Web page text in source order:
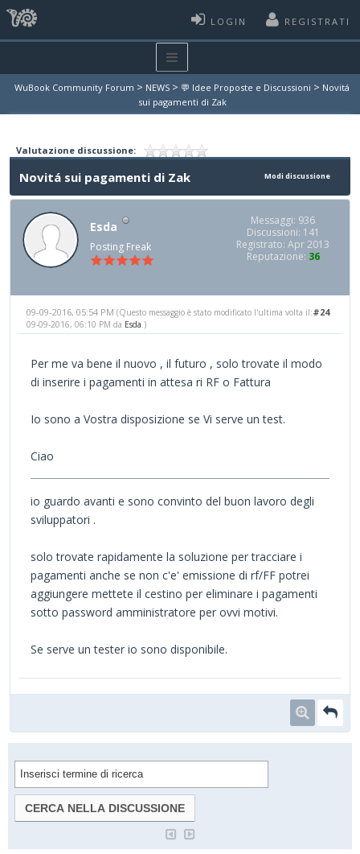
LOGIN REGISTRATI
WuBook Community Forum > NEWS > 💬 Idee Proposte e Discussioni > Novitá
sui pagamenti di Zak
Valutazione discussione:
Modi discussione
Novitá sui pagamenti di Zak
Esda
Posting Freak
Messaggi: 936
Discussioni: 141
Registrato: Apr 2013
Reputazione: 36
#24
09-09-2016, 05:54 PM (Questo messaggio è stato modificato l'ultima volta il:
09-09-2016, 06:10 PM da Esda .)
Per me va bene il nuovo , il futuro , solo trovate il modo
di inserire i pagamenti in attesa ri RF o Fattura
Io sono a Vostra disposizione se Vi serve un test.
Ciao
io guardo avanti e sono convinto del buon lavoro degli
sviluppatori .
solo trovate rapidamente la soluzione per tracciare i
pagamenti anche se non c'e' emissione di rf/FF potrei
aggiungere mettete il cestino per eliminare i pagamenti
sotto password amministratore per ovvi motivi.
Se serve un tester io sono disponibile.